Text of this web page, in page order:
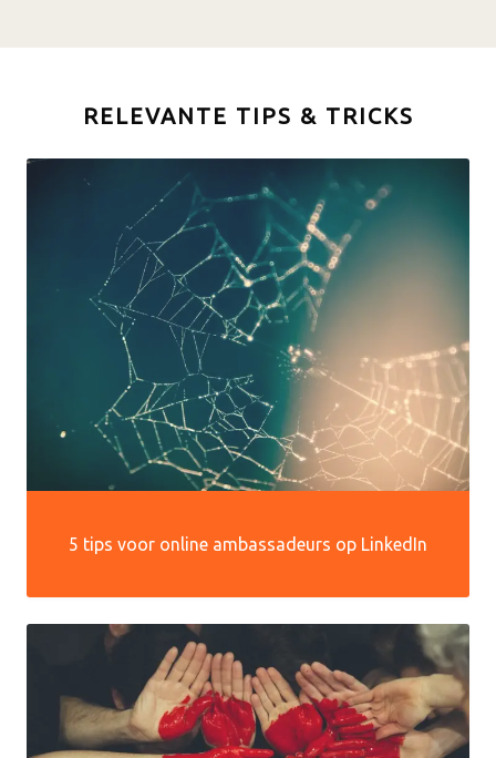
RELEVANTE TIPS & TRICKS
5 tips voor online ambassadeurs op LinkedIn